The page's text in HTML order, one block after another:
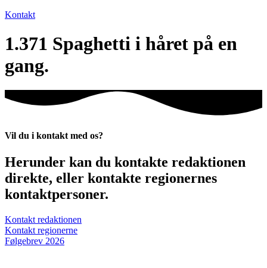
Kontakt
1.371 Spaghetti i håret på en
gang.
Vil du i kontakt med os?
Herunder kan du kontakte redaktionen
direkte, eller kontakte regionernes
kontaktpersoner.
Kontakt redaktionen
Kontakt regionerne
Følgebrev 2026